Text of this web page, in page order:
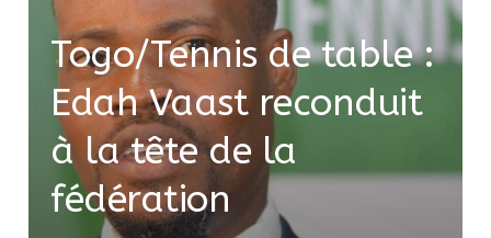
Togo/Tennis de table :
Edah Vaast reconduit
à la tête de la
fédération